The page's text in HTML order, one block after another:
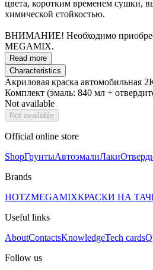
цвета, коротким временем сушки,
химической стойкостью.
ВНИМАНИЕ! Необходимо
MEGAMIX.
Read more
Characteristics
Акриловая краска автомобильная
Комплект (эмаль: 840 мл +
Not available
Not available
Official online store
ShopГрунтыАвтоэмалиЛаки
Brands
HOTZMEGAMIXКРАСКИ НА
Useful links
AboutContactsKnowledgeTech cards
Follow us